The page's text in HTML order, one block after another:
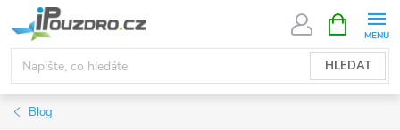
na
obsah
HLEDAT
NÁKUPNÍ
KOŠÍK
Blog